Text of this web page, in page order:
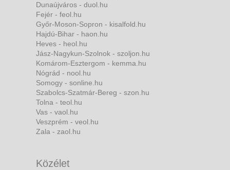
Dunaújváros - duol.hu
Fejér - feol.hu
Győr-Moson-Sopron - kisalfold.hu
Hajdú-Bihar - haon.hu
Heves - heol.hu
Jász-Nagykun-Szolnok - szoljon.hu
Komárom-Esztergom - kemma.hu
Nógrád - nool.hu
Somogy - sonline.hu
Szabolcs-Szatmár-Bereg - szon.hu
Tolna - teol.hu
Vas - vaol.hu
Veszprém - veol.hu
Zala - zaol.hu
Közélet